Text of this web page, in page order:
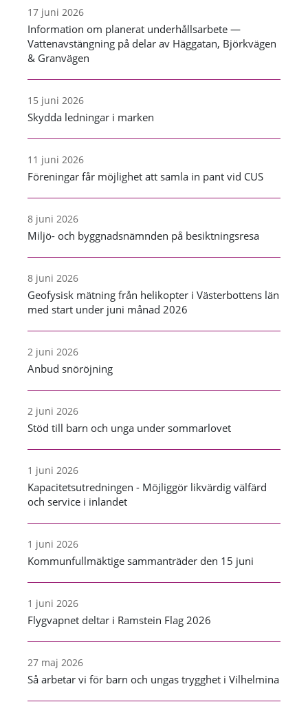
17 juni 2026
Information om planerat underhållsarbete —
Vattenavstängning på delar av Häggatan, Björkvägen
& Granvägen
15 juni 2026
Skydda ledningar i marken
11 juni 2026
Föreningar får möjlighet att samla in pant vid CUS
8 juni 2026
Miljö- och byggnadsnämnden på besiktningsresa
8 juni 2026
Geofysisk mätning från helikopter i Västerbottens län
med start under juni månad 2026
2 juni 2026
Anbud snöröjning
2 juni 2026
Stöd till barn och unga under sommarlovet
1 juni 2026
Kapacitetsutredningen - Möjliggör likvärdig välfärd
och service i inlandet
1 juni 2026
Kommunfullmäktige sammanträder den 15 juni
1 juni 2026
Flygvapnet deltar i Ramstein Flag 2026
27 maj 2026
Så arbetar vi för barn och ungas trygghet i Vilhelmina